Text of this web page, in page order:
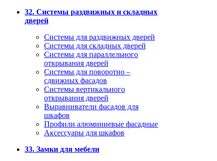
32. Системы раздвижных и складных
дверей
Системы для раздвижных дверей
Системы для складных дверей
Системы для параллельного
открывания дверей
Системы для поворотно –
сдвижных фасадов
Системы вертикального
открывания дверей
Выравниватели фасадов для
шкафов
Профили алюминиевые фасадные
Аксессуары для шкафов
33. Замки для мебели